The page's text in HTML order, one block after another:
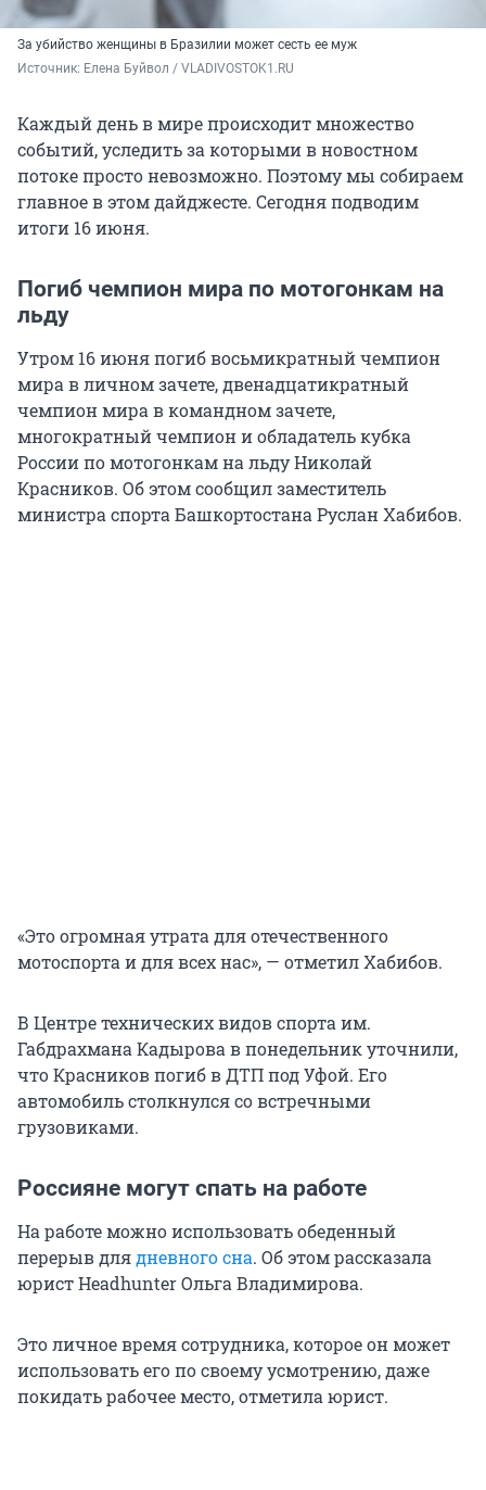
За убийство женщины в Бразилии может сесть ее муж
Источник: Елена Буйвол / VLADIVOSTOK1.RU
Каждый день в мире происходит множество
событий, уследить за которыми в новостном
потоке просто невозможно. Поэтому мы собираем
главное в этом дайджесте. Сегодня подводим
итоги 16 июня.
Погиб чемпион мира по мотогонкам на
льду
Утром 16 июня погиб восьмикратный чемпион
мира в личном зачете, двенадцатикратный
чемпион мира в командном зачете,
многократный чемпион и обладатель кубка
России по мотогонкам на льду Николай
Красников. Об этом сообщил заместитель
министра спорта Башкортостана Руслан Хабибов.
«Это огромная утрата для отечественного
мотоспорта и для всех нас», — отметил Хабибов.
В Центре технических видов спорта им.
Габдрахмана Кадырова в понедельник уточнили,
что Красников погиб в ДТП под Уфой. Его
автомобиль столкнулся со встречными
грузовиками.
Россияне могут спать на работе
На работе можно использовать обеденный
перерыв длядневного сна. Об этом рассказала
юрист Headhunter Ольга Владимирова.
Это личное время сотрудника, которое он может
использовать его по своему усмотрению, даже
покидать рабочее место, отметила юрист.